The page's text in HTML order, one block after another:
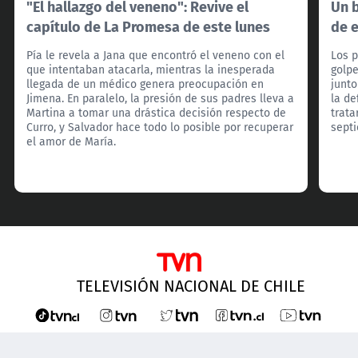
"El hallazgo del veneno": Revive el
capítulo de La Promesa de este lunes
Pía le revela a Jana que encontró el veneno con el
que intentaban atacarla, mientras la inesperada
llegada de un médico genera preocupación en
Jimena. En paralelo, la presión de sus padres lleva a
Martina a tomar una drástica decisión respecto de
Curro, y Salvador hace todo lo posible por recuperar
el amor de María.
Un
de
Los
la
TELEVISIÓN NACIONAL DE CHILE